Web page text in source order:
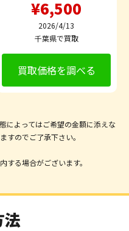
¥6,500
2026/4/13
千葉県で買取
買取価格を調べる
によってはご希望の金額に添えな
すのでご了承下さい。
る場合がございます。